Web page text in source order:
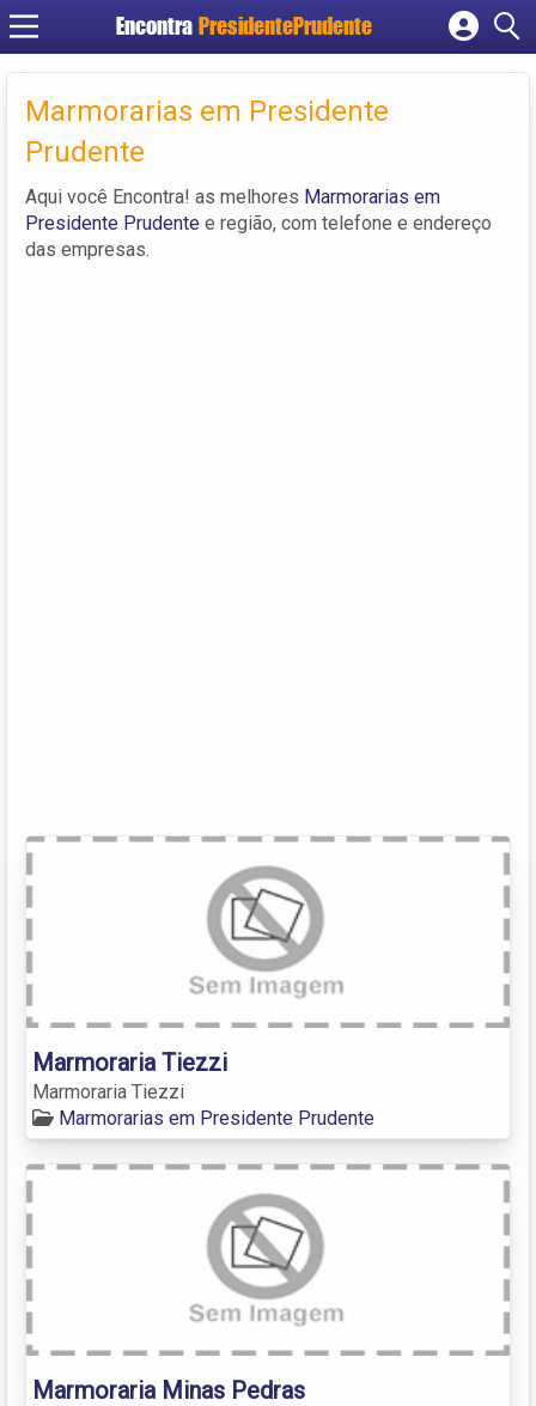
Encontra PresidentePrudente
Cadastrar empresa
Criar conta
Marmorarias em Presidente
Prudente
Aqui você Encontra! as melhores Marmorarias em
Presidente Prudente e região, com telefone e endereço
das empresas.
Marmoraria Tiezzi
Marmoraria Tiezzi
Marmorarias em Presidente Prudente
Marmoraria Minas Pedras